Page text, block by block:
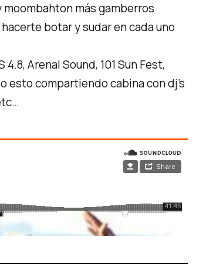
más gamberros
botar y sudar en cada uno
Arenal Sound, 101 Sun Fest,
esto compartiendo cabina con dj’s